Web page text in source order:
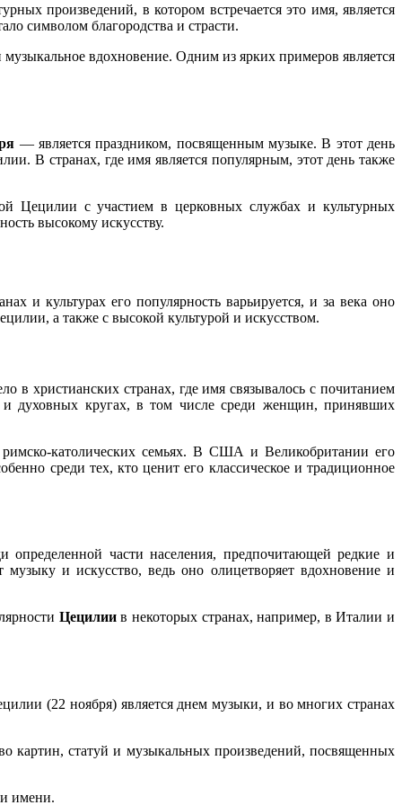
произведений, в котором встречается это имя, является
символом благородства и страсти.
музыкальное вдохновение. Одним из ярких примеров является
— является праздником, посвященным музыке. В этот день
В странах, где имя является популярным, этот день также
Цецилии с участием в церковных службах и культурных
высокому искусству.
и культурах его популярность варьируется, и за века оно
а также с высокой культурой и искусством.
христианских странах, где имя связывалось с почитанием
духовных кругах, в том числе среди женщин, принявших
католических семьях. В США и Великобритании его
среди тех, кто ценит его классическое и традиционное
определенной части населения, предпочитающей редкие и
и искусство, ведь оно олицетворяет вдохновение и
Цецилиив некоторых странах, например, в Италии и
(22 ноября) является днем музыки, и во многих странах
картин, статуй и музыкальных произведений, посвященных
имени.